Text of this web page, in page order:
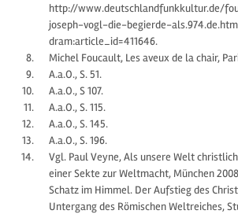
http://www.deutschlandfunkkultur.de/
joseph-vogl-die-begierde-
dram:article_id=411646.
Michel Foucault, Les aveux de la chair,
A.a.O., S. 51.
A.a.O., S 107.
A.a.O., S. 115.
A.a.O., S. 145.
A.a.O., S. 196.
Vgl. Paul Veyne, Als unsere Welt
einer Sekte zur Weltmacht, München
Schatz im Himmel. Der Aufstieg des
Untergang des Römischen Weltreiches,